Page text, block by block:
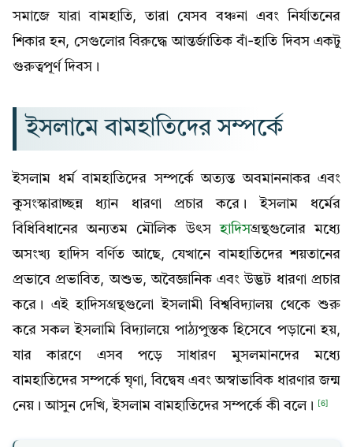
সমাজে যারা বামহাতি, তারা যেসব বঞ্চনা এবং নির্যাতনের
শিকার হন, সেগুলোর বিরুদ্ধে আন্তর্জাতিক বাঁ-হাতি দিবস একটু
গুরুত্বপূর্ণ দিবস।
ইসলামে বামহাতিদের সম্পর্কে
ইসলাম ধর্ম বামহাতিদের সম্পর্কে অত্যন্ত অবমাননাকর এবং
কুসংস্কারাচ্ছন্ন ধ্যান ধারণা প্রচার করে। ইসলাম ধর্মের
বিধিবিধানের অন্যতম মৌলিক উৎসহাদিসগ্রন্থগুলোর মধ্যে
অসংখ্য হাদিস বর্ণিত আছে, যেখানে বামহাতিদের শয়তানের
প্রভাবে প্রভাবিত, অশুভ, অবৈজ্ঞানিক এবং উদ্ভট ধারণা প্রচার
করে। এই হাদিসগ্রন্থগুলো ইসলামী বিশ্ববিদ্যালয় থেকে শুরু
করে সকল ইসলামি বিদ্যালয়ে পাঠ্যপুস্তক হিসেবে পড়ানো হয়,
যার কারণে এসব পড়ে সাধারণ মুসলমানদের মধ্যে
বামহাতিদের সম্পর্কে ঘৃণা, বিদ্বেষ এবং অস্বাভাবিক ধারণার জন্ম
নেয়। আসুন দেখি, ইসলাম বামহাতিদের সম্পর্কে কী বলে।
[6]